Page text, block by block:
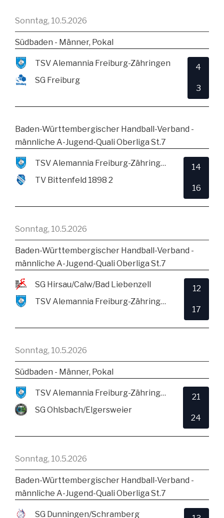
Sonntag, 10.5.2026
Südbaden - Männer, Pokal
TSV Alemannia Freiburg-Zähringen
SG Freiburg
4
3
Baden-Württembergischer Handball-Verband -
männliche A-Jugend-Quali Oberliga St.7
TSV Alemannia Freiburg-Zähringen
TV Bittenfeld 1898 2
14
16
Sonntag, 10.5.2026
Baden-Württembergischer Handball-Verband -
männliche A-Jugend-Quali Oberliga St.7
SG Hirsau/Calw/Bad Liebenzell
TSV Alemannia Freiburg-Zähringen
12
17
Sonntag, 10.5.2026
Südbaden - Männer, Pokal
TSV Alemannia Freiburg-Zähringen
SG Ohlsbach/Elgersweier
21
24
Sonntag, 10.5.2026
Baden-Württembergischer Handball-Verband -
männliche A-Jugend-Quali Oberliga St.7
SG Dunningen/Schramberg